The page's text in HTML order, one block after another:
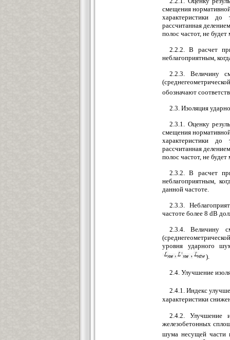
смещения
характеристики до
рассчитанная
полос частот, не
2.2.2. В расчет
неблагоприятным,
2.2.3. Величину
обозначают
2.3. Изоляция
2.3.1. Оценку
смещения
характеристики до
рассчитанная
полос частот, не
2.3.2. В расчет
неблагоприятным,
данной частоте.
2.3.3.
частоте более 8 dB
2.3.4. Величину
уровня ударного
).
2.4. Улучшение
2.4.1. Индекс
характеристики
2.4.2. Улучшение
железобетонных
шума несущей части